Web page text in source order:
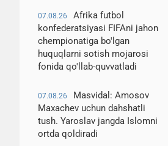
07.08.26
Afrika futbol
konfederatsiyasi FIFAni jahon
chempionatiga bo'lgan
huquqlarni sotish mojarosi
fonida qo'llab-quvvatladi
07.08.26
Masvidal: Amosov
Maxachev uchun dahshatli
tush. Yaroslav jangda Islomni
ortda qoldiradi